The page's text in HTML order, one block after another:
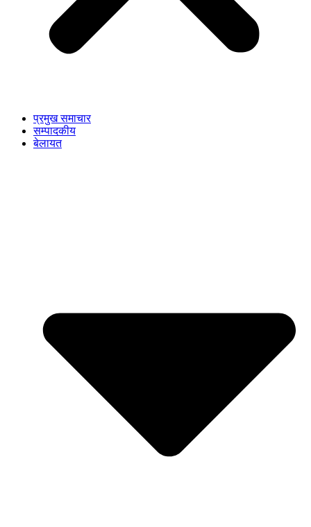
प्रमुख समाचार
सम्पादकीय
बेलायत